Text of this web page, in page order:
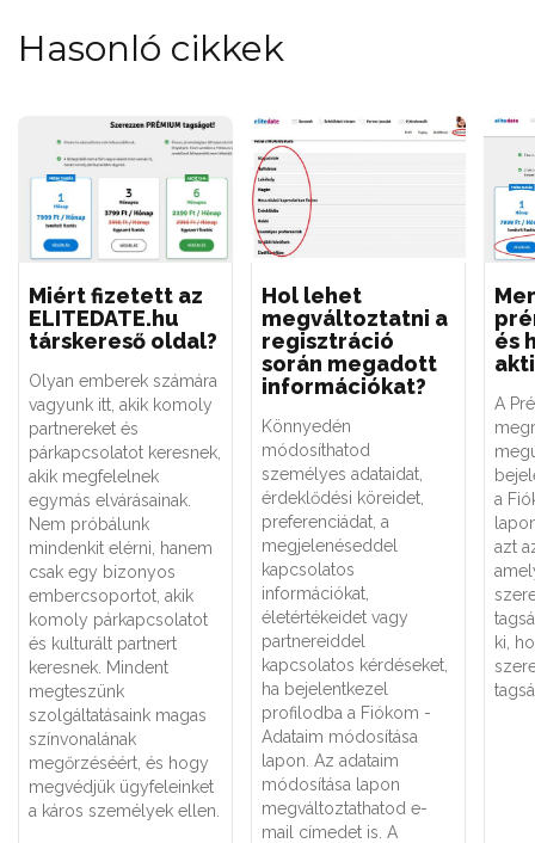
Hasonló cikkek
Miért fizetett az
ELITEDATE.hu
társkereső oldal?
Olyan emberek számára
vagyunk itt, akik komoly
partnereket és
párkapcsolatot keresnek,
akik megfelelnek
egymás elvárásainak.
Nem próbálunk
mindenkit elérni, hanem
csak egy bizonyos
embercsoportot, akik
komoly párkapcsolatot
és kulturált partnert
keresnek. Mindent
megteszünk
szolgáltatásaink magas
színvonalának
megőrzéséért, és hogy
megvédjük ügyfeleinket
a káros személyek ellen.
Hol lehet
megváltoztatni a
regisztráció
során megadott
információkat?
Könnyedén
módosíthatod
személyes adataidat,
érdeklődési köreidet,
preferenciádat, a
megjelenéseddel
kapcsolatos
információkat,
életértékeidet vagy
partnereiddel
kapcsolatos kérdéseket,
ha bejelentkezel
profilodba a Fiókom -
Adataim módosítása
lapon. Az adataim
módosítása lapon
megváltoztathatod e-
mail címedet is. A
és
A
a
azt
ki,